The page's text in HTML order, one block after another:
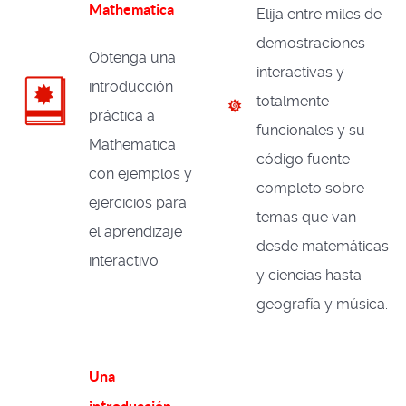
Mathematica
Obtenga una
introducción
práctica a
Mathematica
con ejemplos y
ejercicios para
el aprendizaje
interactivo
Elija entre miles de
demostraciones
interactivas y
totalmente
funcionales y su
código fuente
completo sobre
temas que van
desde matemáticas
y ciencias hasta
geografía y música.
Una